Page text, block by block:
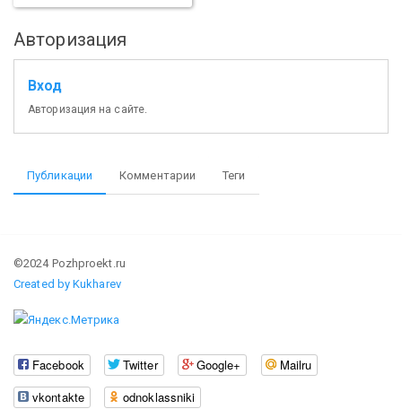
Авторизация
Вход
Авторизация на сайте.
Публикации Комментарии Теги
©2024 Pozhproekt.ru
Created by Kukharev
Facebook Twitter Google+
Mailru
vkontakte
odnoklassniki